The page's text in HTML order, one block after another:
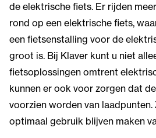
de elektrische fiets. Er rijden
rond op een elektrische fiets,
een fietsenstalling voor de
groot is. Bij Klaver kunt u niet
fietsoplossingen omtrent
kunnen er ook voor zorgen dat
voorzien worden van laadpunten.
optimaal gebruik blijven maken